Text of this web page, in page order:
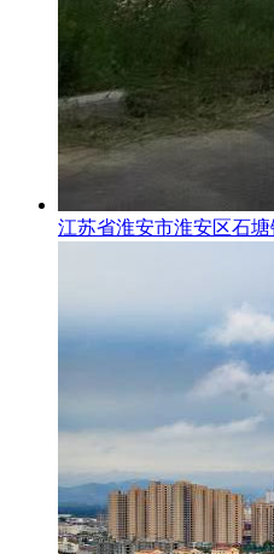
江苏省淮安市淮安区石塘